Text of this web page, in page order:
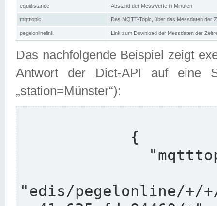
equidistance Abstand der Messwerte in Minuten
mqtttopic Das MQTT-Topic, über das Messdaten der
pegelonlinelink Link zum Download der Messdaten der
Das nachfolgende Beispiel zeigt
Antwort der Dict-API auf eine
„station=Münster“):
"edis/pegelonline/+/